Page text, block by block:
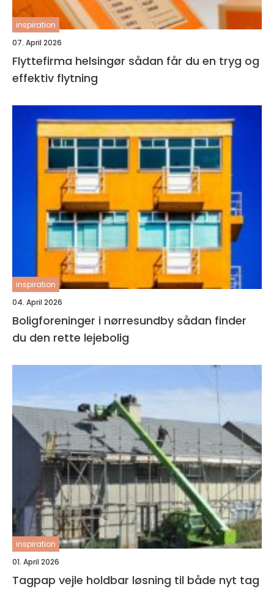
inspiration
07. April 2026
Flyttefirma helsingør sådan får du en tryg og
effektiv flytning
inspiration
04. April 2026
Boligforeninger i nørresundby sådan finder
du den rette lejebolig
inspiration
01. April 2026
Tagpap vejle holdbar løsning til både nyt tag